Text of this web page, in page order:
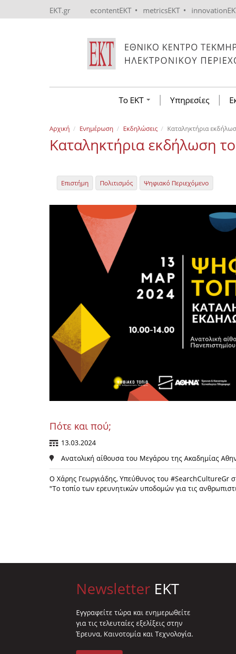
EKT.gr econtentEKT • metricsEKT •
Το ΕΚΤ Υπηρεσίες
Αρχική Ενημέρωση Εκδηλώσεις Kαταληκτήρια
Kαταληκτήρια εκδήλωση
Επιστήμη Πολιτισμός Ψηφιακό Περιεχόμενο
Πότε και πού;
13.03.2024
Ανατολική αίθουσα του Μεγάρου της Ακαδημίας
Ο Χάρης Γεωργιάδης, Yπεύθυνος του #SearchCultureGr
"Το τοπίο των ερευνητικών υποδομών για τις
Newsletter EKT
Eγγραφείτε τώρα και ενημερωθείτε
για τις τελευταίες εξελίξεις στην
Έρευνα, Καινοτομία και Τεχνολογία.